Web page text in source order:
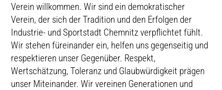
Verein willkommen. Wir sind ein demokratischer
Verein, der sich der Tradition und den Erfolgen der
Industrie- und Sportstadt Chemnitz verpflichtet fühlt.
Wir stehen füreinander ein, helfen uns gegenseitig und
respektieren unser Gegenüber. Respekt,
Wertschätzung, Toleranz und Glaubwürdigkeit prägen
unser Miteinander. Wir vereinen Generationen und